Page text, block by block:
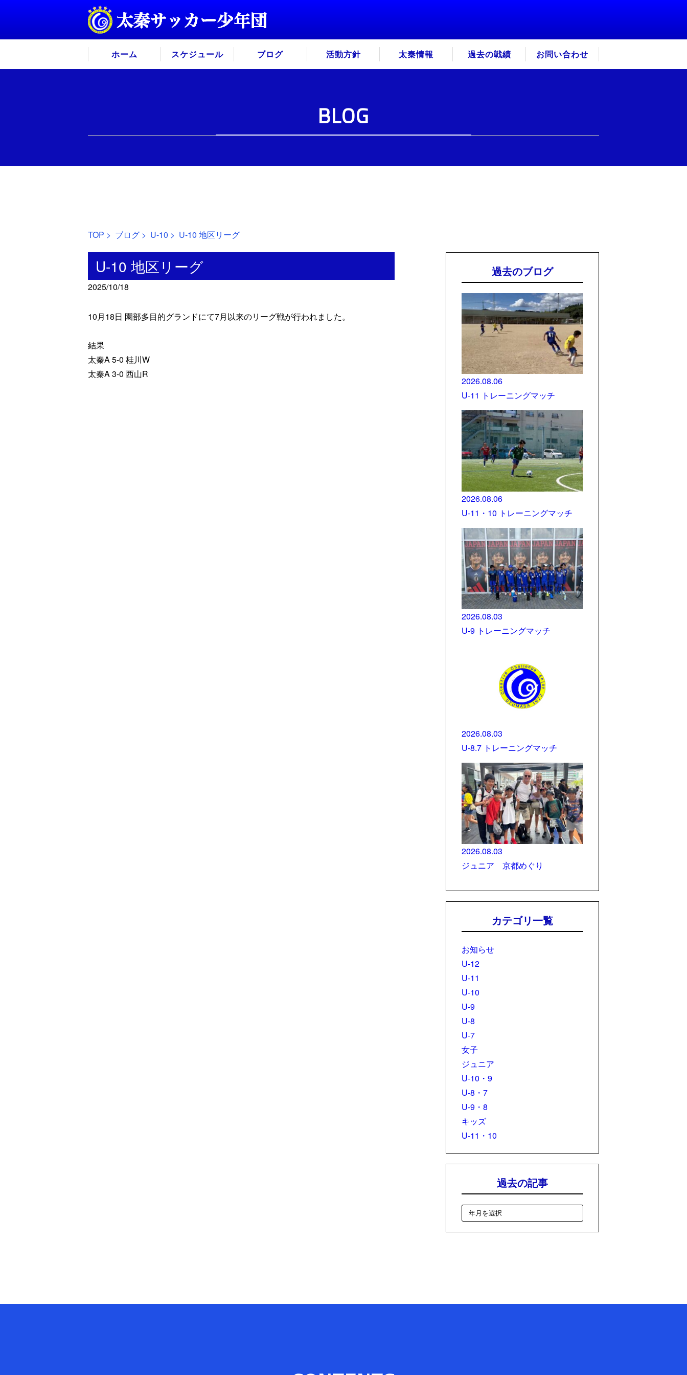
ホーム スケジュール ブログ 活動方針 太秦情報 過去の戦績 お問い合わせ
BLOG
TOP > ブログ > U-10 > U-10 地区リーグ
U-10 地区リーグ
2025/10/18
10月18日 園部多目的グランドにて7月以来のリーグ戦が行われました。
結果
太秦A 5-0 桂川W
太秦A 3-0 西山R
過去のブログ
2026.08.06
U-11 トレーニングマッチ
2026.08.06
U-11・10 トレーニングマッチ
2026.08.03
U-9 トレーニングマッチ
2026.08.03
U-8.7 トレーニングマッチ
2026.08.03
ジュニア 京都めぐり
カテゴリ一覧
お知らせ
U-12
U-11
U-10
U-9
U-8
U-7
女子
ジュニア
U-10・9
U-8・7
U-9・8
キッズ
U-11・10
過去の記事